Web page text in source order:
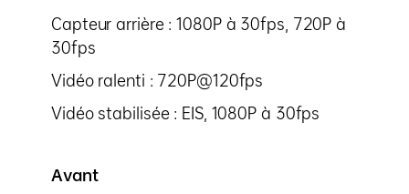
Capteur arrière : 1080P à 30fps, 720P à
30fps
Vidéo ralenti : 720P@120fps
Vidéo stabilisée : EIS, 1080P à 30fps
Avant